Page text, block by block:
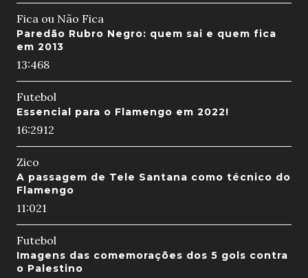
Fica ou Não Fica
Paredão Rubro Negro: quem sai e quem fica
em 2013
13:468
Futebol
Essencial para o Flamengo em 2022!
16:2912
Zico
A passagem de Tele Santana como técnico do
Flamengo
11:021
Futebol
Imagens das comemorações dos 5 gols contra
o Palestino